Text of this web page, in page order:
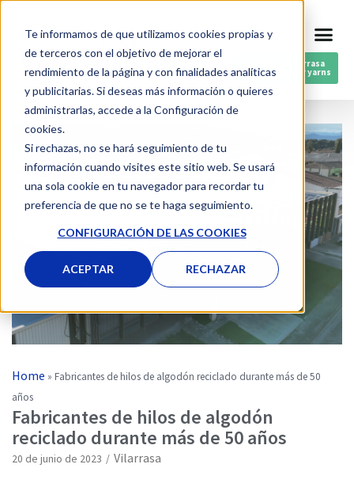
Te informamos de que utilizamos cookies propias y
de terceros con el objetivo de mejorar el
rendimiento de la página y con finalidades analíticas
y publicitarias. Si deseas más información o quieres
administrarlas, accede a la Configuración de
cookies.
Si rechazas, no se hará seguimiento de tu
información cuando visites este sitio web. Se usará
una sola cookie en tu navegador para recordar tu
preferencia de que no se te haga seguimiento.
CONFIGURACIÓN DE LAS COOKIES
ACEPTAR RECHAZAR
contenido
CAST
RESPIN by Vilarrasa
Post-consumer yarns
Home » Fabricantes de hilos de algodón reciclado durante más de 50
años
Fabricantes de hilos de algodón
reciclado durante más de 50 años
20 de junio de 2023 Vilarrasa